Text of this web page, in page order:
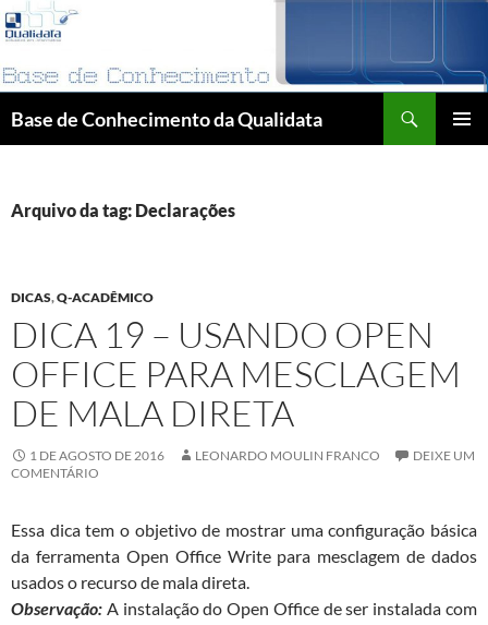
Pular
para
o
conteúdo
Base de Conhecimento da Qualidata
Arquivo da tag: Declarações
DICAS,Q-ACADÊMICO
DICA 19 – USANDO OPEN
OFFICE PARA MESCLAGEM
DE MALA DIRETA
1 DE AGOSTO DE 2016 LEONARDO MOULIN FRANCO
DEIXE UM
COMENTÁRIO
Essa dica tem o objetivo de mostrar uma configuração básica
da ferramenta Open Office Write para mesclagem de dados
usados o recurso de mala direta.
Observação: A instalação do Open Office de ser instalada com